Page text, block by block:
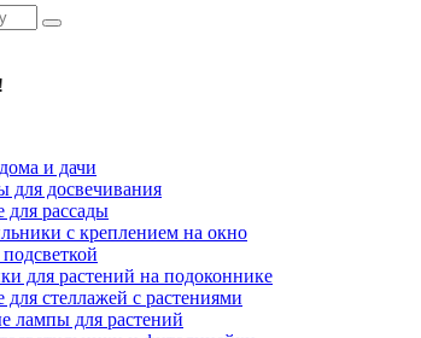
и дачи
для досвечивания
рассады
с креплением на окно
для растений на подоконнике
стеллажей с растениями
лампы для растений